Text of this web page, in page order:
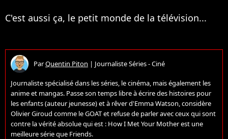
C'est aussi ça, le petit monde de la télévision...
ParQuentin Piton | Journaliste Séries - Ciné
Journaliste spécialisé dans les séries, le cinéma, mais également les
anime et mangas. Passe son temps libre à écrire des histoires pour
les enfants (auteur jeunesse) et à rêver d'Emma Watson, considère
Olivier Giroud comme le GOAT et refuse de parler avec ceux qui sont
contre la vérité absolue qui est : How I Met Your Mother est une
meilleure série que Friends.